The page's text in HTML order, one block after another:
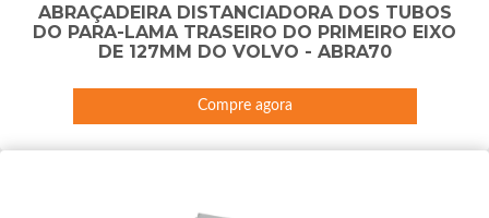
ABRAÇADEIRA DISTANCIADORA DOS TUBOS
DO PARA-LAMA TRASEIRO DO PRIMEIRO EIXO
DE 127MM DO VOLVO - ABRA70
Compre agora